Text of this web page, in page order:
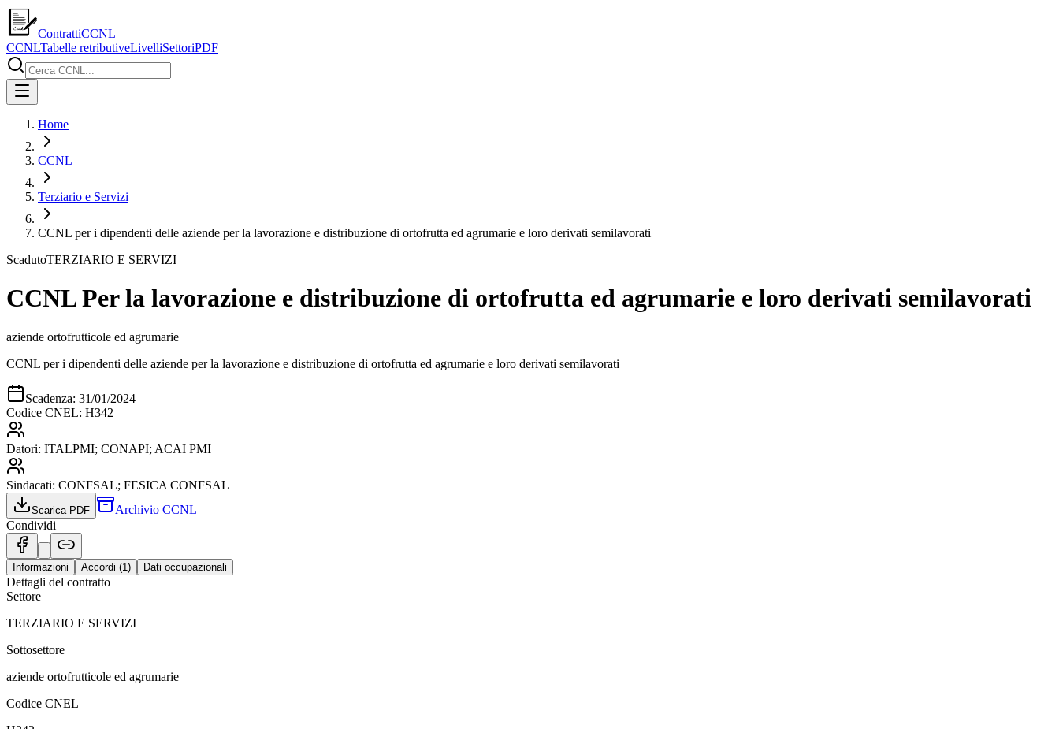
ContrattiCCNL
CCNLTabelle retributiveLivelliSettoriPDF
Home
CCNL
Terziario e Servizi
CCNL per i dipendenti delle aziende per la lavorazione e distribuzione di ortofrutta ed agrumarie e loro derivati semilavorati
ScadutoTERZIARIO E SERVIZI
CCNL Per la lavorazione e distribuzione di ortofrutta ed agrumarie e loro derivati semilavorati
aziende ortofrutticole ed agrumarie
CCNL per i dipendenti delle aziende per la lavorazione e distribuzione di ortofrutta ed agrumarie e loro derivati semilavorati
Scadenza: 31/01/2024
Codice CNEL: H342
Datori: ITALPMI; CONAPI; ACAI PMI
Sindacati: CONFSAL; FESICA CONFSAL
Scarica PDF
Archivio CCNL
Condividi
Informazioni Accordi (1 ) Dati occupazionali
Dettagli del contratto
Settore
TERZIARIO E SERVIZI
Sottosettore
aziende ortofrutticole ed agrumarie
Codice CNEL